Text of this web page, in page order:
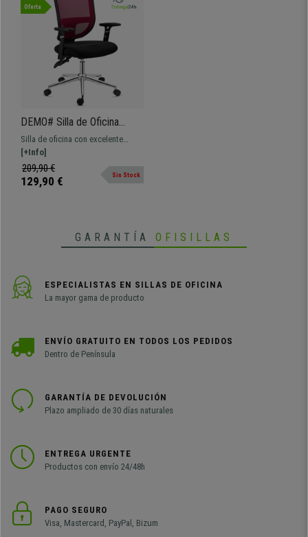
Oferta
DEMO# Silla de Oficina
DINAMIC, Uso 8H, Respaldo
Ajustable, Cómoda y
Robusta, En Rojo
Silla de oficina con excelente
relación calidad-precio, muy
cómoda y robusta. Respaldo y
brazos ajustables, con diseño
[+Info]
209,90 €
129,90 € Sin Stock
GARANTÍA OFISILLAS
ESPECIALISTAS EN SILLAS DE OFICINA
La mayor gama de producto
ENVÍO GRATUITO EN TODOS LOS PEDIDOS
Dentro de Península
GARANTÍA DE DEVOLUCIÓN
Plazo ampliado de 30 días naturales
ENTREGA URGENTE
Productos con envío 24/48h
PAGO SEGURO
Visa, Mastercard, PayPal, Bizum